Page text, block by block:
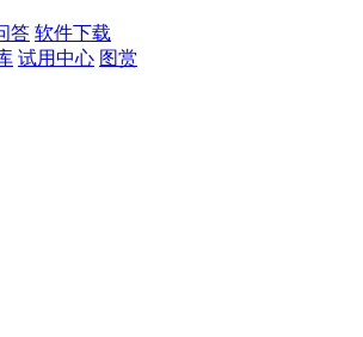
答 软件下载
试用中心 图赏